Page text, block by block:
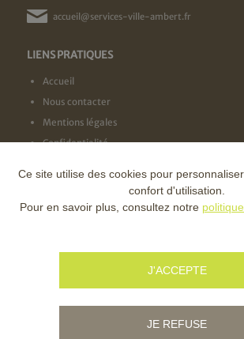
accueil@services-ville-ambert.fr
LIENS PRATIQUES
Accueil
Nous contacter
Mentions légales
Confidentialité
NOS LABELS
Ce site utilise des cookies pour
confort d'utilisation.
Pour en savoir plus, consultez notre
J'ACCEPTE
JE REFUSE